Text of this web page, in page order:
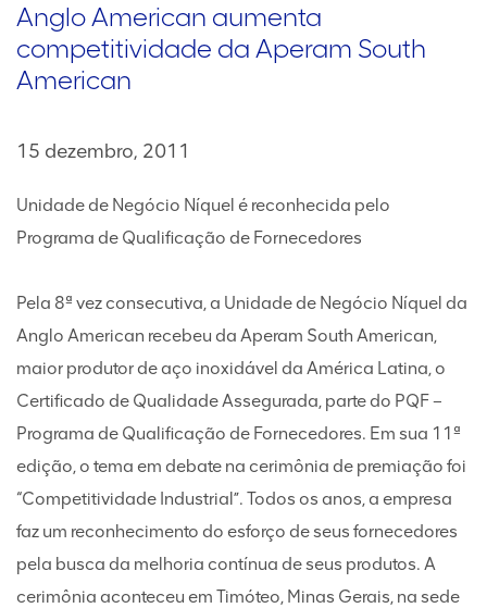
Anglo American aumenta
competitividade da Aperam South
American
15 dezembro, 2011
Unidade de Negócio Níquel é reconhecida pelo
Programa de Qualificação de Fornecedores
Pela 8ª vez consecutiva, a Unidade de Negócio Níquel da
Anglo American recebeu da Aperam South American,
maior produtor de aço inoxidável da América Latina, o
Certificado de Qualidade Assegurada, parte do PQF –
Programa de Qualificação de Fornecedores. Em sua 11ª
edição, o tema em debate na cerimônia de premiação foi
“Competitividade Industrial”. Todos os anos, a empresa
faz um reconhecimento do esforço de seus fornecedores
pela busca da melhoria contínua de seus produtos. A
cerimônia aconteceu em Timóteo, Minas Gerais, na sede